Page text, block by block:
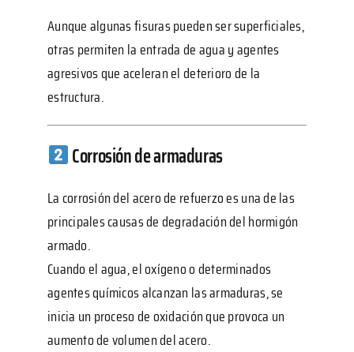
Aunque algunas fisuras pueden ser superficiales,
otras permiten la entrada de agua y agentes
agresivos que aceleran el deterioro de la
estructura.
Corrosión de armaduras
La corrosión del acero de refuerzo es una de las
principales causas de degradación del hormigón
armado.
Cuando el agua, el oxígeno o determinados
agentes químicos alcanzan las armaduras, se
inicia un proceso de oxidación que provoca un
aumento de volumen del acero.